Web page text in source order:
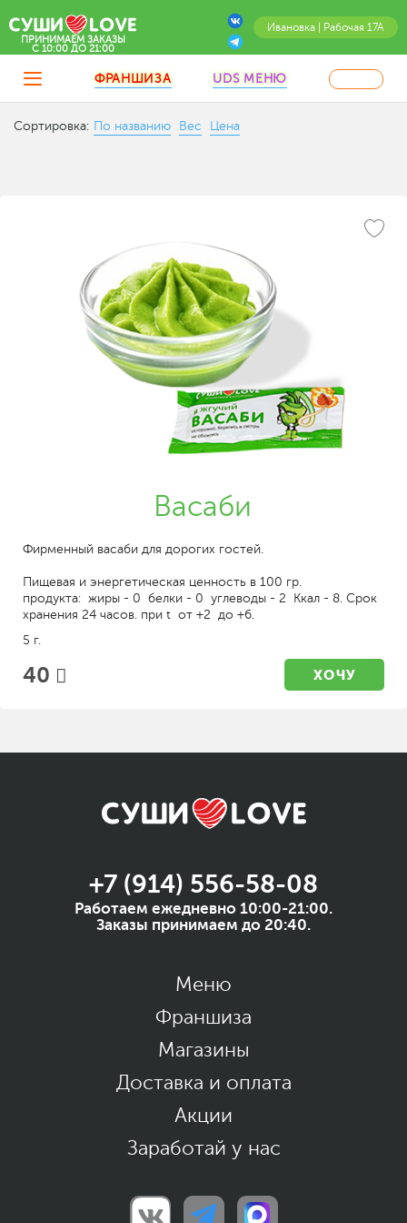
Ивановка | Рабочая 17А
ПРИНИМАЕМ ЗАКАЗЫ
C 10:00 ДО 21:00
ФРАНШИЗА UDS МЕНЮ
Сортировка: По названию Вес Цена
Васаби
Фирменный васаби для дорогих гостей.
Пищевая и энергетическая ценность в 100 гр.
продукта: жиры - 0 белки - 0 углеводы - 2 Ккал - 8. Срок
хранения 24 часов. при t от +2 до +6.
5 г.
40 ХОЧУ
+7 (914) 556-58-08
Работаем ежедневно 10:00-21:00.
Заказы принимаем до 20:40.
Меню
Франшиза
Магазины
Доставка и оплата
Акции
Заработай у нас